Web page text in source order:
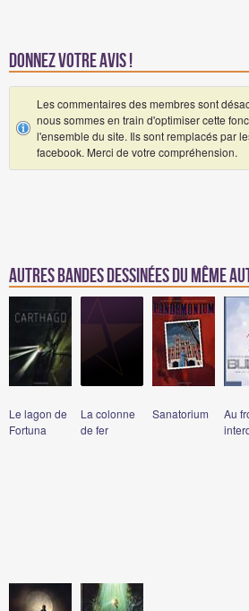
Donnez votre avis !
Les commentaires des membres sont
nous sommes en train d'optimiser cette
l'ensemble du site. Ils sont remplacés par
facebook. Merci de votre compréhension.
Autres Bandes Dessinées du même
Le lagon de
Fortuna
La colonne
de fer
Sanatorium
Au